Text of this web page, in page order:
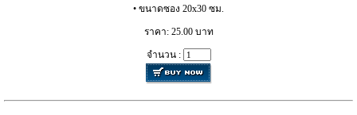
• ขนาดซอง 20x30 ซม.
ราคา: 25.00 บาท
จำนวน :